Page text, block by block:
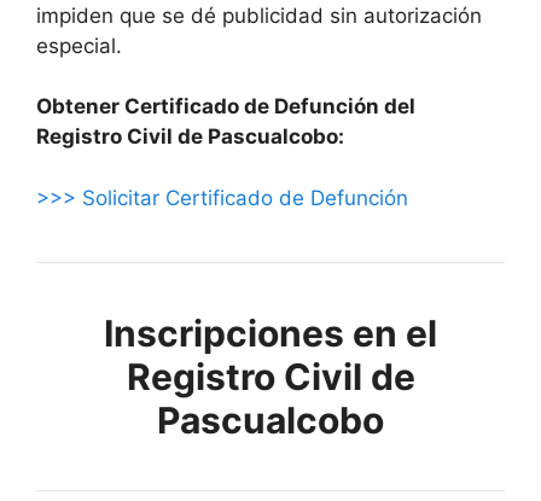
impiden que se dé publicidad sin autorización
especial.
Obtener Certificado de Defunción del
Registro Civil de Pascualcobo:
>>> Solicitar Certificado de Defunción
Inscripciones en el
Registro Civil de
Pascualcobo